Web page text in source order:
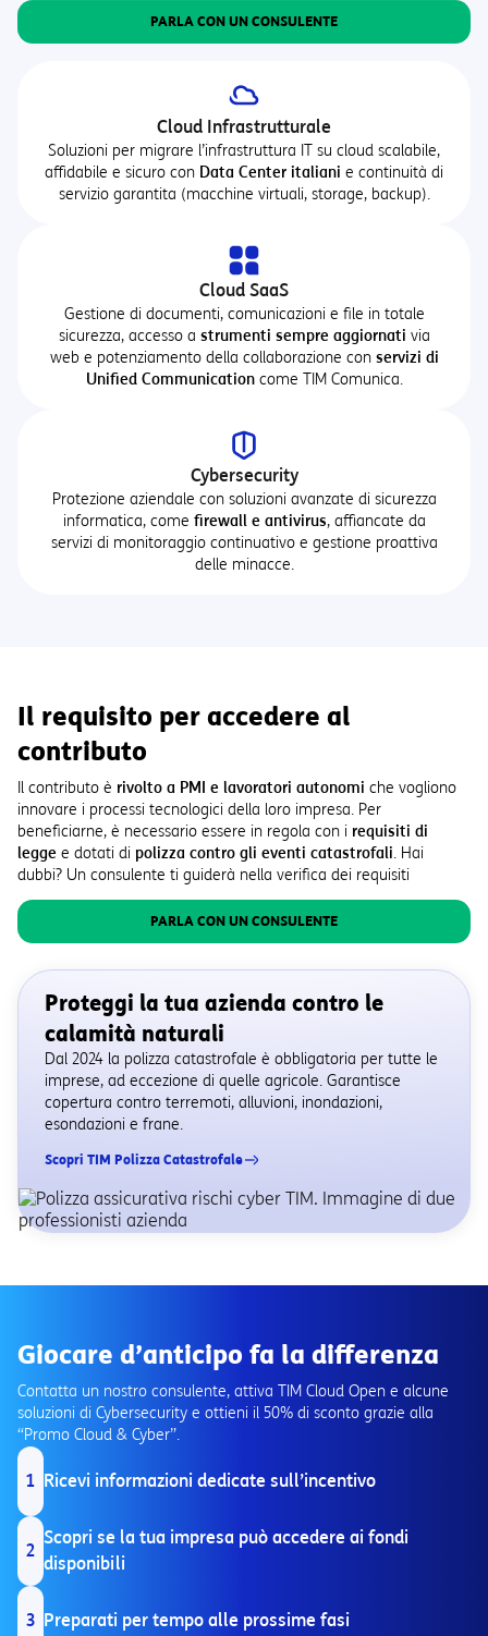
PARLA CON UN CONSULENTE
Cloud Infrastrutturale
Soluzioni per migrare l’infrastruttura IT su cloud scalabile,
affidabile e sicuro con Data Center italiani e continuità di
servizio garantita (macchine virtuali, storage, backup).
Cloud SaaS
Gestione di documenti, comunicazioni e file in totale
sicurezza, accesso a strumenti sempre aggiornati via
web e potenziamento della collaborazione con servizi di
Unified Communicationcome TIM Comunica.
Cybersecurity
Protezione aziendale con soluzioni avanzate di sicurezza
informatica, come firewall e antivirus, affiancate da
servizi di monitoraggio continuativo e gestione proattiva
delle minacce.
Il requisito per accedere al
contributo
Il contributo è rivolto a PMI e lavoratori autonomi che vogliono
innovare i processi tecnologici della loro impresa. Per
beneficiarne, è necessario essere in regola con i requisiti di
legge e dotati di polizza contro gli eventi catastrofali. Hai
dubbi? Un consulente ti guiderà nella verifica dei requisiti
PARLA CON UN CONSULENTE
Proteggi la tua azienda contro le
calamità naturali
Dal 2024 la polizza catastrofale è obbligatoria per tutte le
imprese, ad eccezione di quelle agricole. Garantisce
copertura contro terremoti, alluvioni, inondazioni,
esondazioni e frane.
Scopri TIM Polizza Catastrofale
Giocare d’anticipo fa la differenza
Contatta un nostro consulente, attiva TIM Cloud Open e alcune
soluzioni di Cybersecurity e ottieni il 50% di sconto grazie alla
“Promo Cloud & Cyber”.
1 Ricevi informazioni dedicate sull’incentivo
2
Scopri se la tua impresa può accedere ai fondi
disponibili
3 Preparati per tempo alle prossime fasi